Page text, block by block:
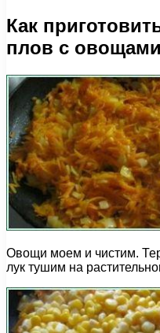
Как
плов с
Овощи моем и чистим.
лук тушим на